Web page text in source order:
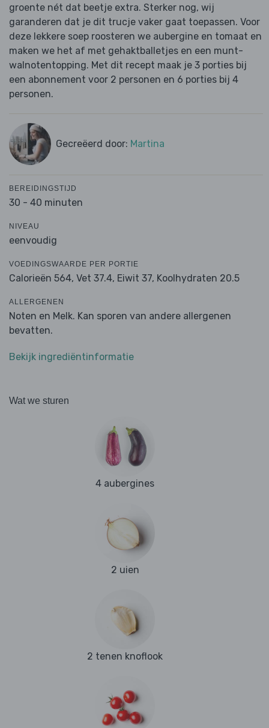
groente nét dat beetje extra. Sterker nog, wij
garanderen dat je dit trucje vaker gaat toepassen. Voor
deze lekkere soep roosteren we aubergine en tomaat en
maken we het af met gehaktballetjes en een munt-
walnotentopping. Met dit recept maak je 3 porties bij
een abonnement voor 2 personen en 6 porties bij 4
personen.
Gecreëerd door: Martina
BEREIDINGSTIJD
30 - 40 minuten
NIVEAU
eenvoudig
VOEDINGSWAARDE PER PORTIE
Calorieën 564, Vet 37.4, Eiwit 37, Koolhydraten 20.5
ALLERGENEN
Noten en Melk. Kan sporen van andere allergenen
bevatten.
Bekijk ingrediëntinformatie
Wat we sturen
4 aubergines
2 uien
2 tenen knoflook